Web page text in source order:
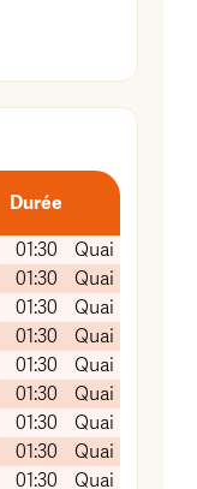
Durée
01:30
Quai Koch
01:30
Quai Koch
01:30
Quai Koch
01:30
Quai Koch
01:30
Quai Koch
01:30
Quai Koch
01:30
Quai Koch
01:30
Quai Koch
01:30 Quai Koch